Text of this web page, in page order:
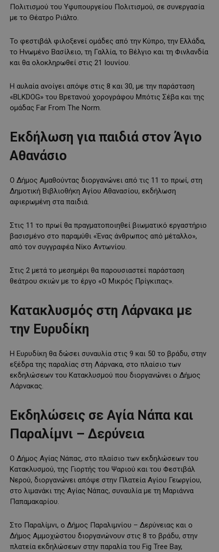
Πολιτισμού του Υφυπουργείου Πολιτισμού, σε συνεργασία
με το Θέατρο Ριάλτο.
Το φεστιβάλ φιλοξενεί ομάδες από την Κύπρο, την Ελλάδα,
το Ηνωμένο Βασίλειο, τη Γαλλία, το Βέλγιο και τη Φινλανδία
και θα ολοκληρωθεί στις 21 Ιουνίου.
Η αυλαία ανοίγει απόψε στις 8 και 30, με την παράσταση
«BLKDOG» του Βρετανού χορογράφου Μπότις Σέβα και της
ομάδας Far From The Norm.
Εκδήλωση για παιδιά στον Άγιο
Αθανάσιο
Ο Δήμος Αμαθούντας διοργανώνει από τις 11 το πρωί, στη
Δημοτική Βιβλιοθήκη Αγίου Αθανασίου, εκδήλωση
αφιερωμένη στα παιδιά.
Στις 11 το πρωί θα πραγματοποιηθεί βιωματικό εργαστήριο
βασισμένο στο παραμύθι «Ένας άνθρωπος από μέταλλο»,
από τον συγγραφέα Νίκο Αντωνίου.
Στις 2 μετά το μεσημέρι θα παρουσιαστεί παράσταση
θεάτρου σκιών με το έργο «Ο Μικρός Πρίγκιπας».
Κατακλυσμός στη Λάρνακα με
την Ευρυδίκη
Η Ευρυδίκη θα δώσει συναυλία στις 9 και 50 το βράδυ, στην
εξέδρα της παραλίας στη Λάρνακα, στο πλαίσιο των
εκδηλώσεων του Κατακλυσμού που διοργανώνει ο Δήμος
Λάρνακας.
Εκδηλώσεις σε Αγία Νάπα και
Παραλίμνι – Δερύνεια
Ο Δήμος Αγίας Νάπας, στο πλαίσιο των εκδηλώσεων του
Κατακλυσμού, της Γιορτής του Ψαριού και του Φεστιβάλ
Νερού, διοργανώνει απόψε στην Πλατεία Αγίου Γεωργίου,
στο λιμανάκι της Αγίας Νάπας, συναυλία με τη Μαριάννα
Παπαμακαρίου.
Στο Παραλίμνι, ο Δήμος Παραλιμνίου – Δερύνειας και ο
Δήμος Αμμοχώστου διοργανώνουν στις 8 το βράδυ, στην
πλατεία εκδηλώσεων στην παραλία του Fig Tree Bay,